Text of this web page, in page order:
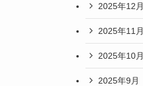
2025年12月
2025年11月
2025年10月
2025年9月